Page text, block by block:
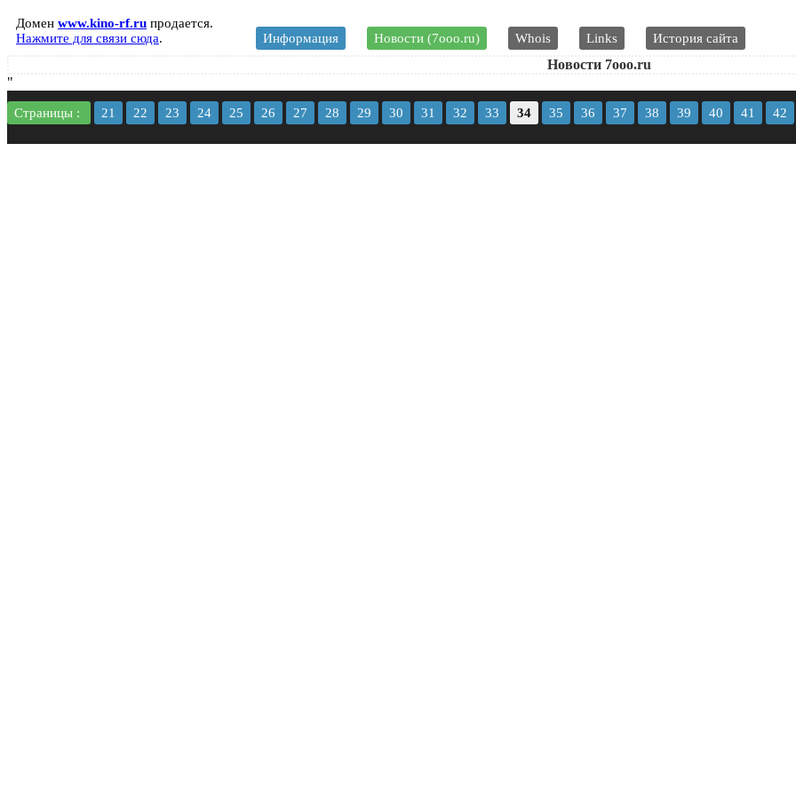
Домен www.kino-rf.ru продается.
Нажмите для связи сюда. Информация Новости (7ooo.ru) Whois Links История сайта
Новости 7ooo.ru
"
Страницы : 21 22 23 24 25 26 27 28 29 30 31 32 33 34 35 36 37 38 39 40 41 42